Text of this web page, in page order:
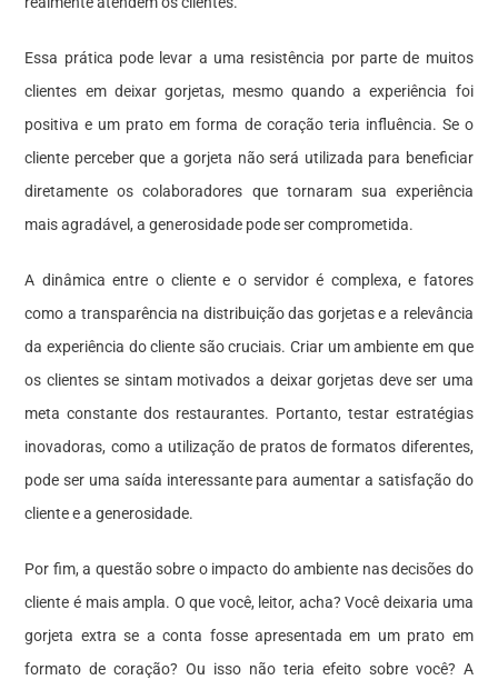
Essa prática pode levar a uma resistência por parte de muitos
clientes em deixar gorjetas, mesmo quando a experiência foi
positiva e um prato em forma de coração teria influência. Se o
cliente perceber que a gorjeta não será utilizada para beneficiar
diretamente os colaboradores que tornaram sua experiência
mais agradável, a generosidade pode ser comprometida.
A dinâmica entre o cliente e o servidor é complexa, e fatores
como a transparência na distribuição das gorjetas e a relevância
da experiência do cliente são cruciais. Criar um ambiente em que
os clientes se sintam motivados a deixar gorjetas deve ser uma
meta constante dos restaurantes. Portanto, testar estratégias
inovadoras, como a utilização de pratos de formatos diferentes,
pode ser uma saída interessante para aumentar a satisfação do
cliente e a generosidade.
Por fim, a questão sobre o impacto do ambiente nas decisões do
cliente é mais ampla. O que você, leitor, acha? Você deixaria uma
gorjeta extra se a conta fosse apresentada em um prato em
formato de coração? Ou isso não teria efeito sobre você? A